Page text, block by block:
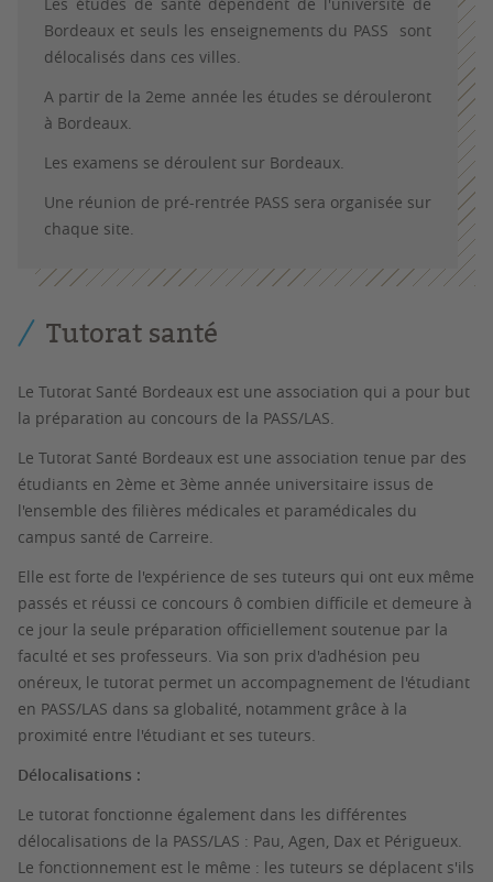
Bordeaux et seuls les enseignements du PASS sont
délocalisés dans ces villes.
A partir de la 2eme année les études se dérouleront
à Bordeaux.
Les examens se déroulent sur Bordeaux.
Une réunion de pré-rentrée PASS sera organisée sur
chaque site.
Tutorat santé
Le Tutorat Santé Bordeaux est une association qui a pour but
la préparation au concours de la PASS/LAS.
Le Tutorat Santé Bordeaux est une association tenue par des
étudiants en 2ème et 3ème année universitaire issus de
l'ensemble des filières médicales et paramédicales du
campus santé de Carreire.
Elle est forte de l'expérience de ses tuteurs qui ont eux même
passés et réussi ce concours ô combien difficile et demeure à
ce jour la seule préparation officiellement soutenue par la
faculté et ses professeurs. Via son prix d'adhésion peu
onéreux, le tutorat permet un accompagnement de l'étudiant
en PASS/LAS dans sa globalité, notamment grâce à la
proximité entre l'étudiant et ses tuteurs.
Délocalisations :
Le tutorat fonctionne également dans les différentes
délocalisations de la PASS/LAS : Pau, Agen, Dax et Périgueux.
Le fonctionnement est le même : les tuteurs se déplacent s'ils